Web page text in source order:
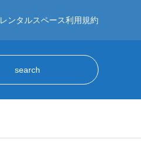
レンタルスペース利用規約